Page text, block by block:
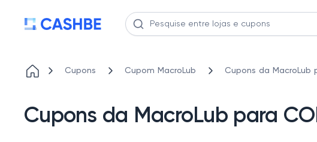
Cupons Cupom MacroLub Cupons da MacroLub
Cupons da MacroLub para